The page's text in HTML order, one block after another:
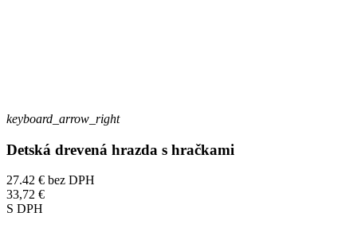
keyboard_arrow_right
Detská drevená hrazda s hračkami
27.42 € bez DPH
33,72 €
S DPH